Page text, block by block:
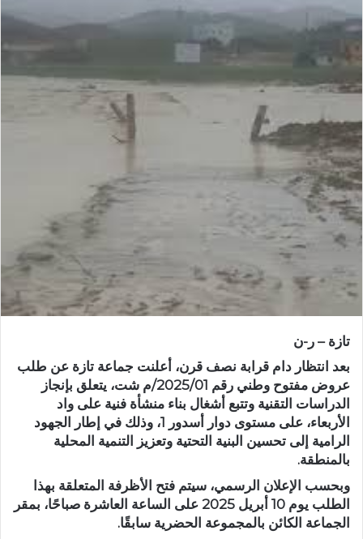
إ
ك
ت
و
ا
تازة – ر-ن
بعد انتظار دام قرابة نصف قرن، أعلنت جماعة تازة عن طلب
عروض مفتوح وطني رقم 2025/01/م شت
، يتعلق بإنجاز
الدراسات التقنية وتتبع أشغال بناء منشأة فنية على واد
الأربعاء، على مستوى دوار أسدور 1
، وذلك في إطار الجهود
الرامية إلى تحسين البنية التحتية وتعزيز التنمية المحلية
بالمنطقة.
وبحسب الإعلان الرسمي، سيتم فتح الأظرفة المتعلقة بهذا
الطلب يوم 10 أبريل 2025
على الساعة العاشرة صباحًا، بمقر
الجماعة الكائن بالمجموعة الحضرية سابقًا.